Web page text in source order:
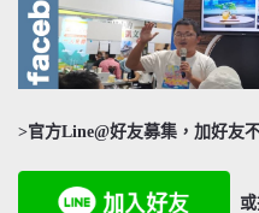
>官方Line@好友募集，加好友